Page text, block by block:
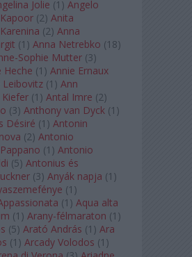
Jolie (1 ) Angelo
Kapoor (2) Anita
Karenina (2) Anna
(1 ) Anna Netrebko (18)
Sophie Mutter (3)
Heche (1 ) Annie Ernaux
Leibovitz (1 ) Ann
Kiefer (1 ) Antal Imre (2)
(3) Anthony van Dyck (1 )
Désiré (1 ) Antonin
(2) Antonio
(1 ) Antonio
(5) Antonius és
(3) Anyák napja (1 )
(1 )
(1 ) Aqua alta
(1 ) Arany-félmaraton (1 )
(5) Arató András (1 ) Ara
(1 ) Arcady Volodos (1 )